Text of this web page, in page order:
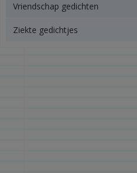
Vriendschap gedichten
Ziekte gedichtjes